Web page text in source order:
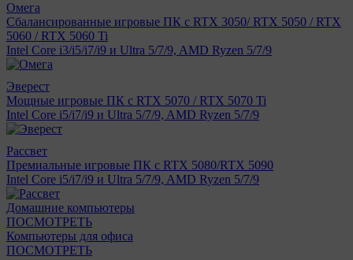
Омега
Сбалансированные игровые ПК с RTX 3050/ RTX 5050 / RTX
5060 / RTX 5060 Ti
Intel Core i3/i5/i7/i9 и Ultra 5/7/9, AMD Ryzen 5/7/9
Эверест
Мощные игровые ПК с RTX 5070 / RTX 5070 Ti
Intel Core i5/i7/i9 и Ultra 5/7/9, AMD Ryzen 5/7/9
Рассвет
Премиальные игровые ПК с RTX 5080/RTX 5090
Intel Core i5/i7/i9 и Ultra 5/7/9, AMD Ryzen 5/7/9
Домашние компьютеры
ПОСМОТРЕТЬ
Компьютеры для офиса
ПОСМОТРЕТЬ